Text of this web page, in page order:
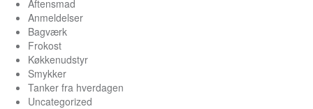
Aftensmad
Anmeldelser
Bagværk
Frokost
Køkkenudstyr
Smykker
Tanker fra hverdagen
Uncategorized